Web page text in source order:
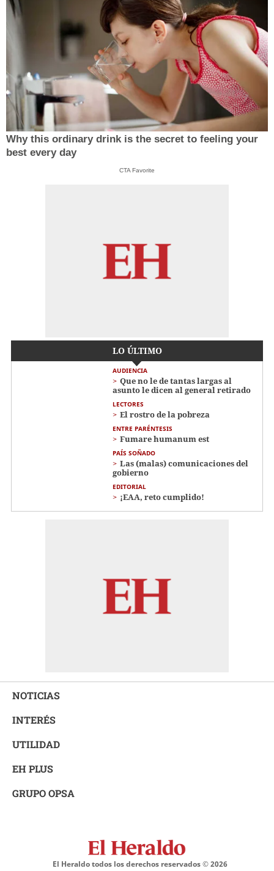
Why this ordinary drink is the secret to feeling your
best every day
CTA Favorite
LO ÚLTIMO
AUDIENCIA
Que no le de tantas largas al
asunto le dicen al general retirado
LECTORES
El rostro de la pobreza
ENTRE PARÉNTESIS
Fumare humanum est
PAÍS SOÑADO
Las (malas) comunicaciones del
gobierno
EDITORIAL
¡EAA, reto cumplido!
NOTICIAS
INTERÉS
UTILIDAD
EH PLUS
GRUPO OPSA
El Heraldo todos los derechos reservados ©2026